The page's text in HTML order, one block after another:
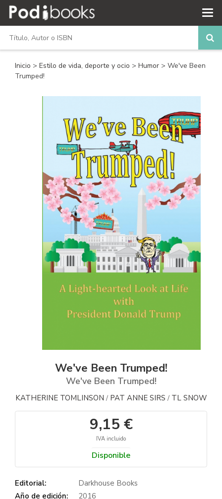
Inicio > Estilo de vida, deporte y ocio > Humor > We've Been
Trumped!
We've Been Trumped!
We've Been Trumped!
KATHERINE TOMLINSON / PAT ANNE SIRS / TL SNOW
9,15 €
IVA incluido
Disponible
Editorial:
Darkhouse Books
Año de edición:
2016